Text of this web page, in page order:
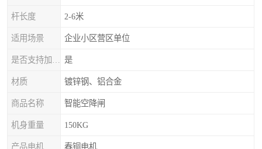
杆长度 2-6米
适用场景 企业小区营区单位
是
材质 镀锌钢、铝合金
商品名称 智能空降闸
机身重量 150KG
产品电机 春铜电机